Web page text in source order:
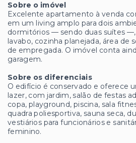
Sobre o imóvel
Excelente apartamento à venda
em um living amplo para dois
dormitórios — sendo duas suítes —,
lavabo, cozinha planejada, área de
de empregada. O imóvel conta
garagem.
Sobre os diferenciais
O edifício é conservado e oferece
lazer, com jardim, salão de festas
copa, playground, piscina, sala
quadra poliesportiva, sauna seca,
vestiários para funcionários e
feminino.